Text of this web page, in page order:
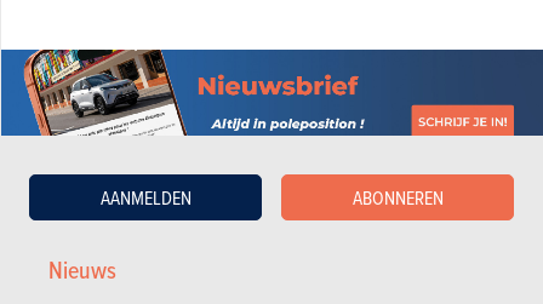
Nieuws
AANMELDEN ABONNEREN